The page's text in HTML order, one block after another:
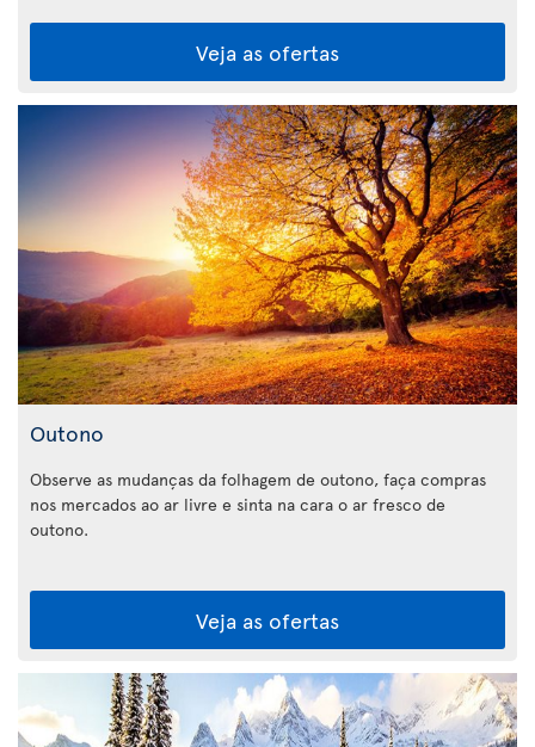
Veja as ofertas
Outono
Observe as mudanças da folhagem de outono, faça compras
nos mercados ao ar livre e sinta na cara o ar fresco de
outono.
Veja as ofertas